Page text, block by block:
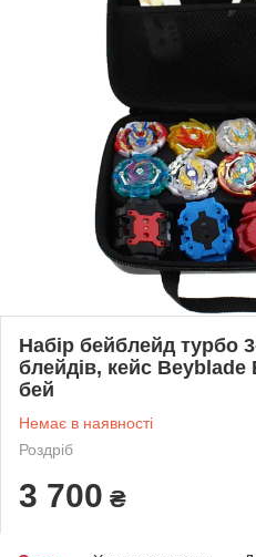
Набір бейблейд турбо
блейдів, кейс Beyblade
бей
Немає в наявності
Роздріб
3 700 ₴